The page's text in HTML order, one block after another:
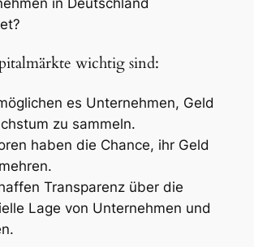
wichtig sind:
es Unternehmen, Geld
zu sammeln.
haben die Chance, ihr Geld
Transparenz über die
Lage von Unternehmen und